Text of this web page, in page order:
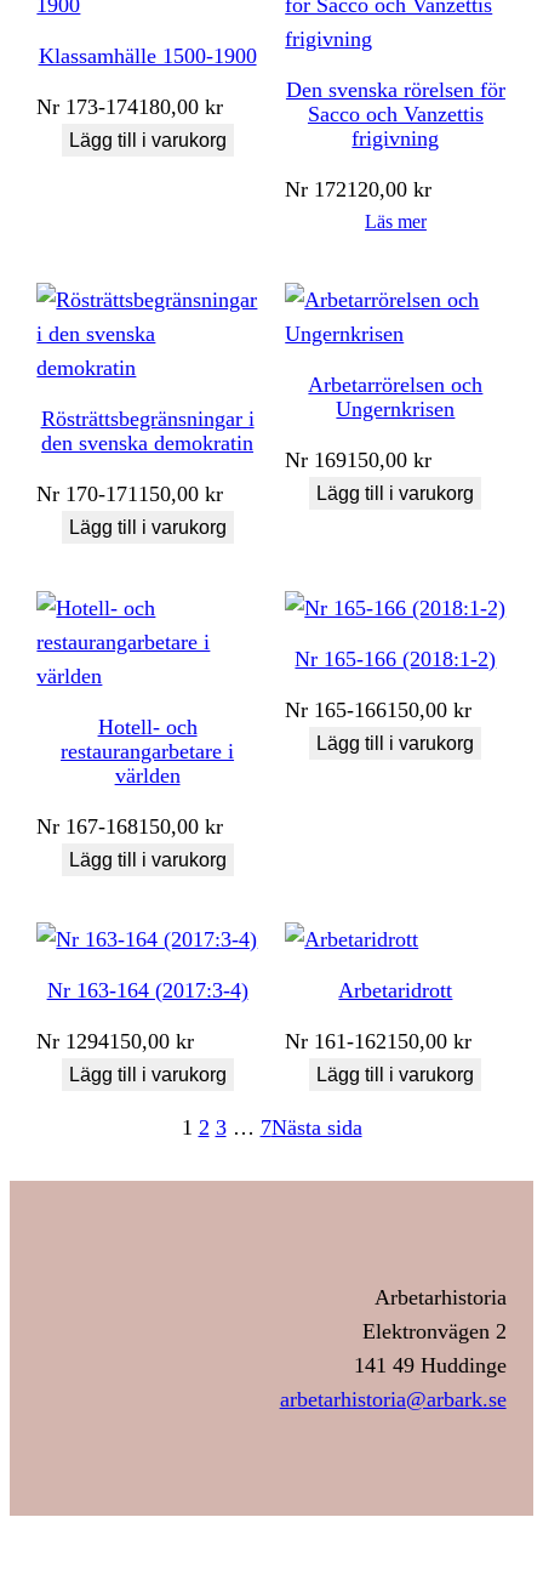
Klassamhälle 1500-1900
Nr 173-174180,00kr
Lägg till i varukorg
Den svenska rörelsen för
Sacco och Vanzettis
frigivning
Nr 172120,00kr
Läs mer
Rösträttsbegränsningar i
den svenska demokratin
Nr 170-171150,00kr
Lägg till i varukorg
Arbetarrörelsen och
Ungernkrisen
Nr 169150,00kr
Lägg till i varukorg
Hotell- och
restaurangarbetare i
världen
Nr 167-168150,00kr
Lägg till i varukorg
Nr 165-166 (2018:1-2)
Nr 165-166150,00kr
Lägg till i varukorg
Nr 163-164 (2017:3-4)
Nr 1294150,00kr
Lägg till i varukorg
Arbetaridrott
Nr 161-162150,00kr
Lägg till i varukorg
1 2 3 … 7Nästa sida
Arbetarhistoria
Elektronvägen 2
141 49 Huddinge
arbetarhistoria@arbark.se